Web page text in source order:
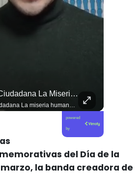
#EditorialCiudadana La Miseria Humana De La Derecha No Tiene Límites.
#EditorialCiudadana La miseria humana de la derecha no tiene límites. Senadores corruptos como Camila Flores y Alejandro Kusanovic buscan dejar en libertad a los criminales de la Revuelta Popular, entre los cuales se encuentra quien cegó a @fabiolacampillai_senadora. Ni un paso atrás frente a los delincuentes.
powered
by
del Día de la
la banda creadora de